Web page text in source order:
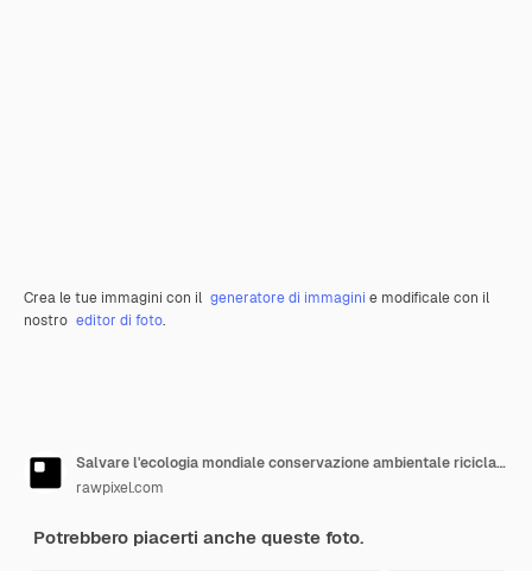
Crea le tue immagini con il generatore di immagini e modificale con il
nostro editor di foto.
Salvare l'ecologia mondiale conservazione ambientale riciclaggio della carta perforata
rawpixel.com
Potrebbero piacerti anche queste foto.